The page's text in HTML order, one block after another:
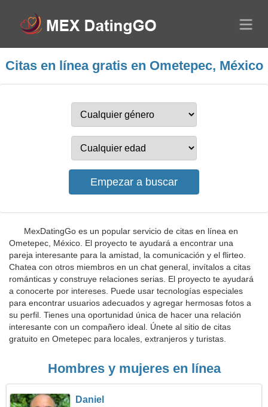
Citas en línea gratis en Ometepec, México
MexDatingGo es un popular servicio de citas en línea en
Ometepec, México. El proyecto te ayudará a encontrar una
pareja interesante para la amistad, la comunicación y el flirteo.
Chatea con otros miembros en un chat general, invítalos a citas
románticas y construye relaciones serias. El proyecto te ayudará
a conocerte por intereses. Puede usar tecnologías especiales
para encontrar usuarios adecuados y agregar hermosas fotos a
su perfil. Tienes una oportunidad única de hacer una relación
interesante con un compañero ideal. Únete al sitio de citas
gratuito en Ometepec para locales, extranjeros y turistas.
Hombres y mujeres en línea
Daniel